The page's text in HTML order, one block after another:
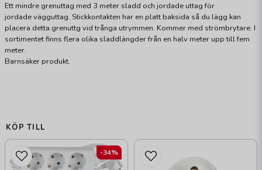
Ett mindre grenuttag med 3 meter sladd och jordade uttag för
jordade vägguttag. Stickkontakten har en platt baksida så du lägg kan
placera detta grenuttg vid trånga utrymmen. Kommer med strömbrytare. I
sortimentet finns flera olika sladdlängder från en halv meter upp till fem
meter.
Barnsäker produkt.
KÖP TILL
-34%